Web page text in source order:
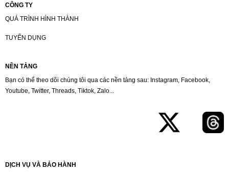
CÔNG TY
QUÁ TRÌNH HÌNH THÀNH
TUYỂN DỤNG
NỀN TẢNG
Bạn có thể theo dõi chúng tôi qua các nền tảng sau: Instagram, Facebook,
Youtube, Twitter, Threads, Tiktok, Zalo...
DỊCH VỤ VÀ BẢO HÀNH